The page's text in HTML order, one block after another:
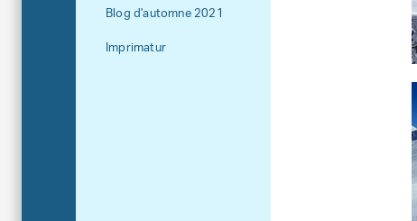
Blog d'automne 2021
Imprimatur